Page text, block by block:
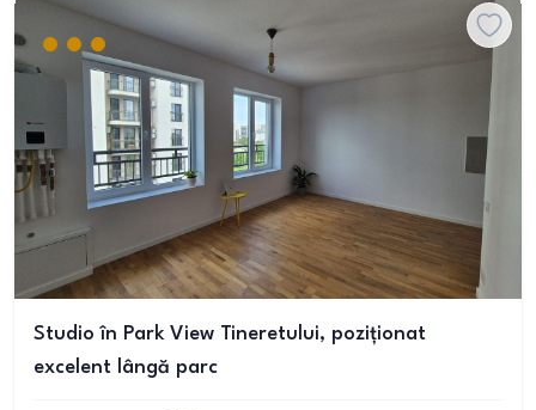
Studio în Park View Tineretului, poziționat
excelent lângă parc